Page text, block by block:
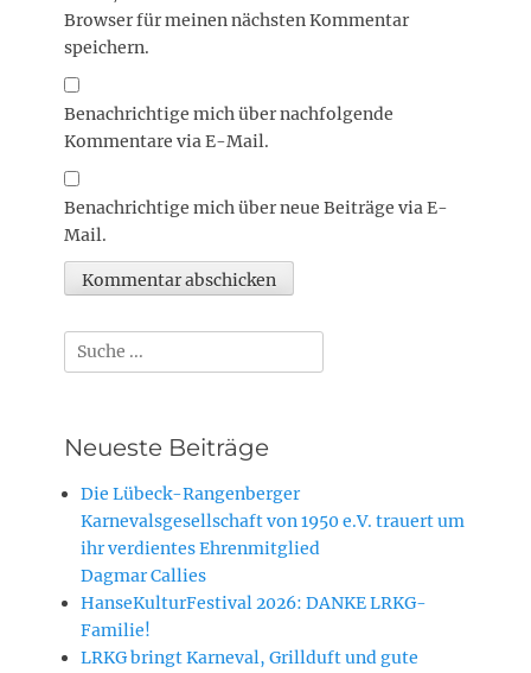
Browser für meinen nächsten Kommentar
speichern.
Benachrichtige mich über nachfolgende
Kommentare via E-Mail.
Benachrichtige mich über neue Beiträge via E-
Mail.
Suchen
nach:
Neueste Beiträge
Die Lübeck-Rangenberger
Karnevalsgesellschaft von 1950 e.V. trauert um
ihr verdientes Ehrenmitglied
Dagmar Callies
HanseKulturFestival 2026: DANKE LRKG-
Familie!
LRKG bringt Karneval, Grillduft und gute